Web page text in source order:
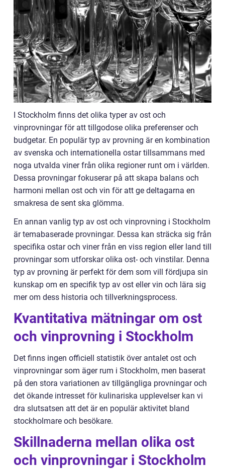
I Stockholm finns det olika typer av ost och
vinprovningar för att tillgodose olika preferenser och
budgetar. En populär typ av provning är en kombination
av svenska och internationella ostar tillsammans med
noga utvalda viner från olika regioner runt om i världen.
Dessa provningar fokuserar på att skapa balans och
harmoni mellan ost och vin för att ge deltagarna en
smakresa de sent ska glömma.
En annan vanlig typ av ost och vinprovning i Stockholm
är temabaserade provningar. Dessa kan sträcka sig från
specifika ostar och viner från en viss region eller land till
provningar som utforskar olika ost- och vinstilar. Denna
typ av provning är perfekt för dem som vill fördjupa sin
kunskap om en specifik typ av ost eller vin och lära sig
mer om dess historia och tillverkningsprocess.
Kvantitativa mätningar om ost
och vinprovning i Stockholm
Det finns ingen officiell statistik över antalet ost och
vinprovningar som äger rum i Stockholm, men baserat
på den stora variationen av tillgängliga provningar och
det ökande intresset för kulinariska upplevelser kan vi
dra slutsatsen att det är en populär aktivitet bland
stockholmare och besökare.
Skillnaderna mellan olika ost
och vinprovningar i Stockholm